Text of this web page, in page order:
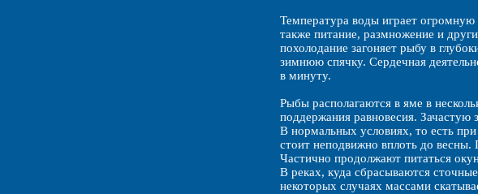
Температура воды играет огромную
также питание, размножение и
похолодание загоняет рыбу в
зимнюю спячку. Сердечная
в минуту.
Рыбы располагаются в яме в
поддержания равновесия. Зачастую
В нормальных условиях, то есть
стоит неподвижно вплоть до
Частично продолжают питаться
В реках, куда сбрасываются
некоторых случаях массами